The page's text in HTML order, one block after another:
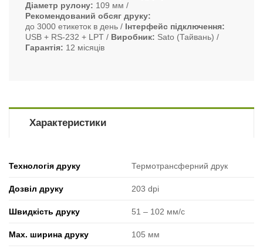
Діаметр рулону
109 мм
Рекомендований обсяг друку
до 3000 етикеток в день
Інтерфейс підключення
USB + RS-232 + LPT
Виробник
Sato (Тайвань)
Гарантія
12 місяців
Характеристики
Технологія друку Термотрансферний друк
Дозвіл друку 203 dpi
Швидкість друку 51 ‒ 102 мм/с
Max. ширина друку 105 мм